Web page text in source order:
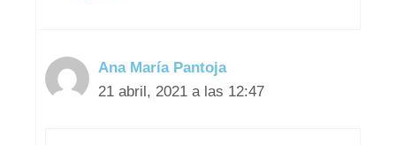
Ana María Pantoja
21 abril, 2021 a las 12:47